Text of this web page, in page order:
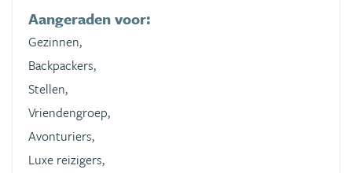
Aangeraden voor:
Gezinnen,
Backpackers,
Stellen,
Vriendengroep,
Avonturiers,
Luxe reizigers,